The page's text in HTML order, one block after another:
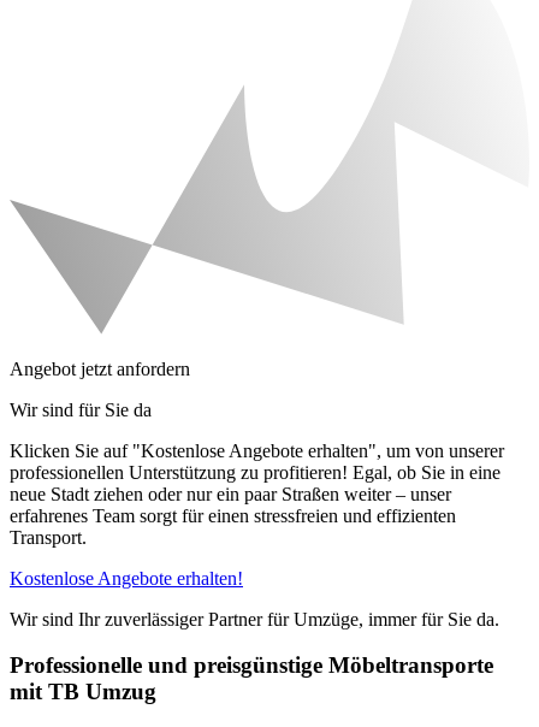
Angebot jetzt anfordern
Wir sind für Sie da
Klicken Sie auf "Kostenlose Angebote erhalten", um von unserer
professionellen Unterstützung zu profitieren! Egal, ob Sie in eine
neue Stadt ziehen oder nur ein paar Straßen weiter – unser
erfahrenes Team sorgt für einen stressfreien und effizienten
Transport.
Kostenlose Angebote erhalten!
Wir sind Ihr zuverlässiger Partner für Umzüge, immer für Sie da.
Professionelle und preisgünstige Möbeltransporte
mit TB Umzug